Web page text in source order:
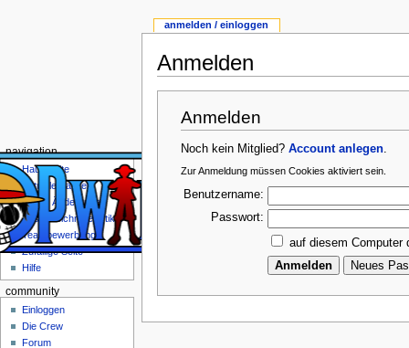
Anmelden
Anmelden
Noch kein Mitglied?Account anlegen.
Zur Anmeldung müssen Cookies aktiviert sein.
Benutzername:
Passwort:
auf diesem Computer
anmelden / einloggen
navigation
Hauptseite
Aktuelle Kapitel
Letzte Änderungen
Ausgezeichnete Artikel
Teambewerbung
Zufällige Seite
Hilfe
community
Einloggen
Die Crew
Forum